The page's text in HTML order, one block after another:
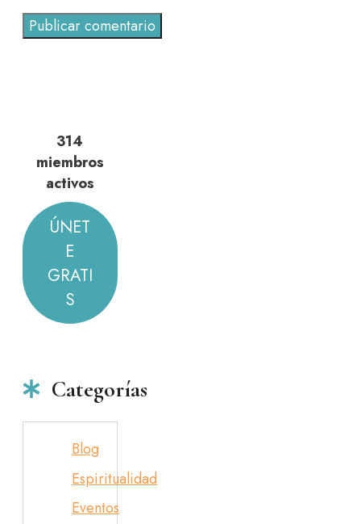
314
miembros
activos
ÚNET
E
GRATI
S
Categorías
Blog
Espiritualidad
Eventos